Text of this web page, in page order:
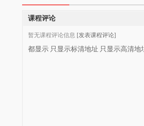
课程评论
暂无课程评论信息 [发表课程评论]
都显示 只显示标清地址 只显示高清地